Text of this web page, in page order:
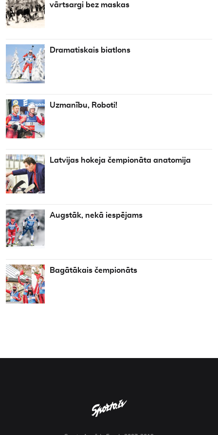
vārtsargi bez maskas
Dramatiskais biatlons
Uzmanību, Roboti!
Latvijas hokeja čempionāta anatomija
Augstāk, nekā iespējams
Bagātākais čempionāts